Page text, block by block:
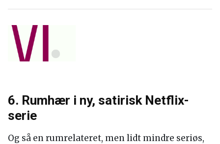
6. Rumhær i ny, satirisk Netflix-
serie
Og så en rumrelateret, men lidt mindre seriøs,